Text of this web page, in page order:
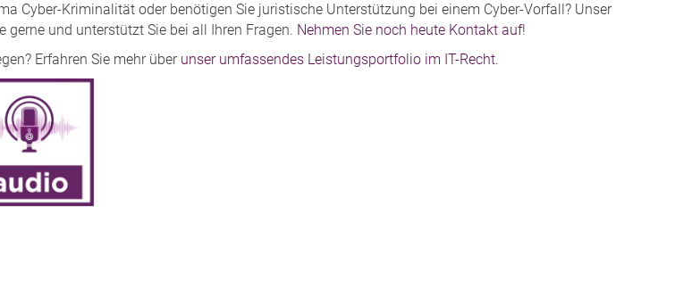
Cyber-Kriminalität oder benötigen Sie juristische Unterstützung bei einem Cyber-Vorfall? Unser
gerne und unterstützt Sie bei all Ihren Fragen. Nehmen Sie noch heute Kontakt auf!
Erfahren Sie mehr über unser umfassendes Leistungsportfolio im IT-Recht.